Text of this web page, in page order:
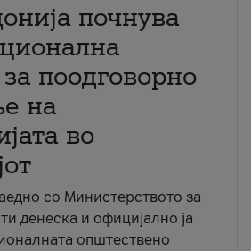
почнува
поодговорно
на
во
со Министерството за
денеска и официјално ја
општествено